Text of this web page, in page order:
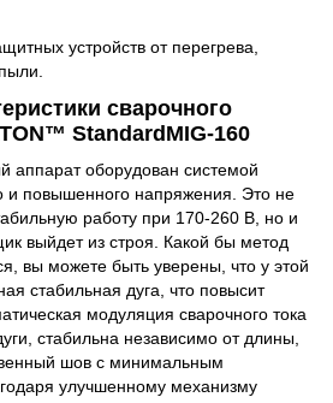
устройств от перегрева,
сварочного
StandardMIG-160
аппарат оборудован системой
и повышенного напряжения. Это не
работу при 170-260 В, но и
выйдет из строя. Какой бы метод
вы можете быть уверены, что у этой
стабильная дуга, что повысит
модуляция сварочного тока
стабильна независимо от длины,
шов с минимальным
улучшенному механизму